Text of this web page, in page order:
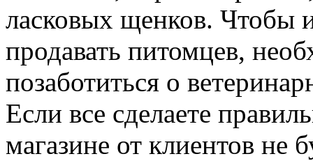
ласковых щенков. Чтобы
продавать питомцев,
позаботиться о
Если все сделаете
магазине от клиентов не